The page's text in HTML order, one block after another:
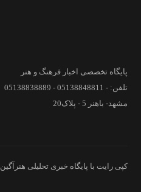
پایگاه تخصصی اخبار فرهنگ و هنر
تلفن: - 05138848811 - 05138838889
مشهد- باهنر 5 - پلاک20
کپی رایت با پایگاه خبری تحلیلی هنرآگین